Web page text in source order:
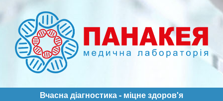
вмісту
ПАНАКЕЯ
Вчасна діагностика - міцне здоров'я